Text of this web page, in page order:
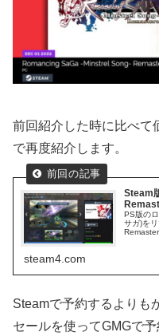
前回紹介した時に比べて
で再度紹介します。
Steam
PS版の
サガ)を
steam4.com
Steamで予約するよりも
セールを使ってGMGで予